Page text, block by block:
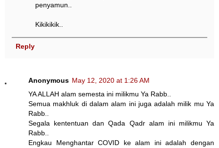
penyamun..
Kikikikik..
Reply
Anonymous May 12, 2020 at 1:26 AM
YA ALLAH alam semesta ini milikmu Ya Rabb..
Semua makhluk di dalam alam ini juga adalah milik mu Ya
Rabb..
Segala kententuan dan Qada Qadr alam ini milikmu Ya
Rabb..
Engkau Menghantar COVID ke alam ini adalah dengan